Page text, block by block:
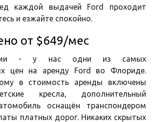
каждой выдачей Ford проходит
и езжайте спокойно.
от $649/мес
- у нас одни из самых
цен на аренду Ford во Флориде.
в стоимость аренды включены
кресла, дополнительный
оснащён транспондером
платных дорог. Никаких скрытых